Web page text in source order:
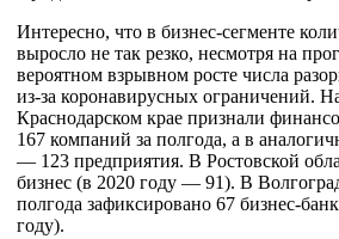
Интересно, что в бизнес-сегменте
выросло не так резко, несмотря на
вероятном взрывном росте числа
из-за коронавирусных ограничений.
Краснодарском крае признали
167 компаний за полгода, а в
— 123 предприятия. В Ростовской
бизнес (в 2020 году — 91). В
полгода зафиксировано 67 бизнес-
году).